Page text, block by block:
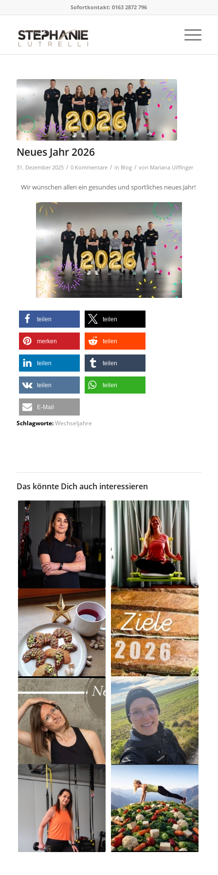
Sofortkontakt: 0163 2872 796
Neues Jahr 2026
31. Dezember 2025 / 0 Kommentare / in Blog / von Mariana Uiffinger
Wir wünschen allen ein gesundes und sportliches neues Jahr!
teilen teilen
merken teilen
teilen teilen
teilen teilen
E-Mail
Schlagworte: Wechseljahre
Das könnte Dich auch interessieren